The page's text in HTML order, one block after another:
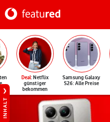
Deal: Netflix
günstiger
bekommen
Samsung Galaxy
S26: Alle Preise
INHALT